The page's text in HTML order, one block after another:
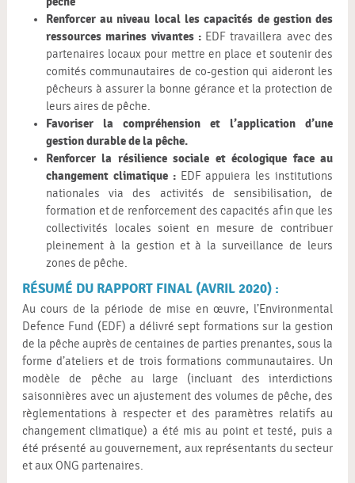
Renforcer au niveau local les capacités de gestion des
ressources marines vivantes :EDF travaillera avec des
partenaires locaux pour mettre en place et soutenir des
comités communautaires de co-gestion qui aideront les
pêcheurs à assurer la bonne gérance et la protection de
leurs aires de pêche.
Favoriser la compréhension et l’application d’une
gestion durable de la pêche.
Renforcer la résilience sociale et écologique face au
changement climatique :EDF appuiera les institutions
nationales via des activités de sensibilisation, de
formation et de renforcement des capacités afin que les
collectivités locales soient en mesure de contribuer
pleinement à la gestion et à la surveillance de leurs
zones de pêche.
RÉSUMÉ DU RAPPORT FINAL (AVRIL 2020) :
Au cours de la période de mise en œuvre, l’Environmental
Defence Fund (EDF) a délivré sept formations sur la gestion
de la pêche auprès de centaines de parties prenantes, sous la
forme d’ateliers et de trois formations communautaires. Un
modèle de pêche au large (incluant des interdictions
saisonnières avec un ajustement des volumes de pêche, des
règlementations à respecter et des paramètres relatifs au
changement climatique) a été mis au point et testé, puis a
été présenté au gouvernement, aux représentants du secteur
et aux ONG partenaires.